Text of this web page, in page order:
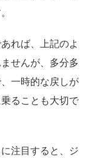
れば、上記のよ
せんが、多分多
一時的な戻しが
ることも大切で
注目すると、ジ